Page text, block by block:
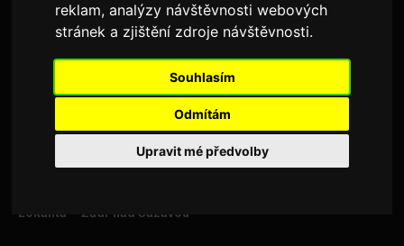
reklam, analýzy návštěvnosti webových
stránek a zjištění zdroje návštěvnosti.
Souhlasím
Odmítám
Upravit mé předvolby
bwruska007
Hledám
Lokalita
Žďár nad Sázavou